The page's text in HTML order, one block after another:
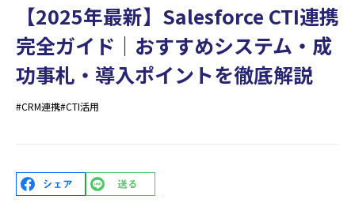
【2025年最新】Salesforce CTI連携
完全ガイド｜おすすめシステム・成
功事札・導入ポイントを徹底解説
#CRM連携#CTI活用